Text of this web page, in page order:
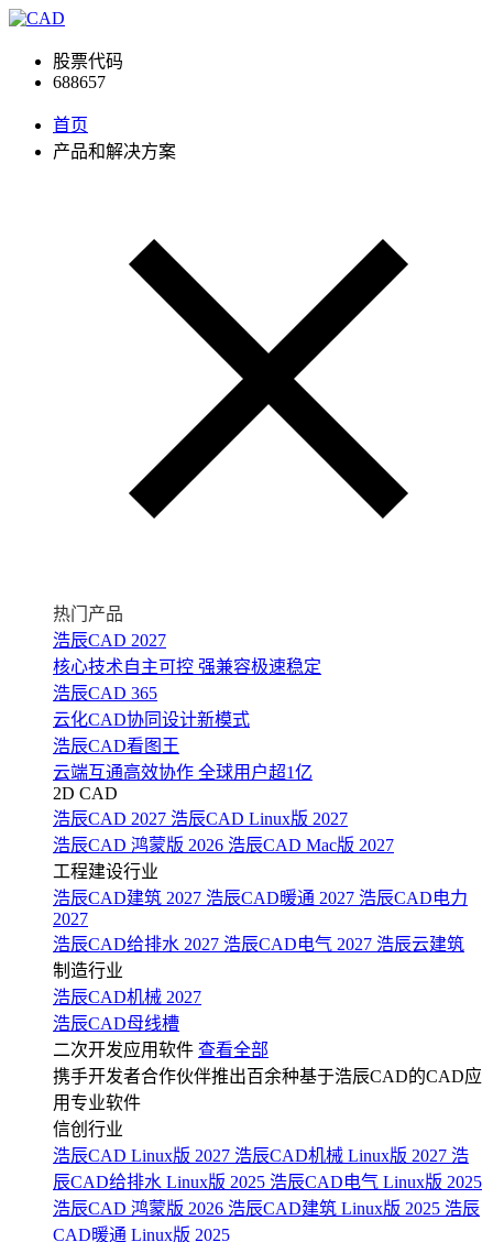
股票代码
688657
首页
产品和解决方案
热门产品
浩辰CAD 2027
核心技术自主可控 强兼容极速稳定
浩辰CAD 365
云化CAD协同设计新模式
浩辰CAD看图王
云端互通高效协作 全球用户超1亿
2D CAD
浩辰CAD 2027 浩辰CAD Linux版 2027
浩辰CAD 鸿蒙版 2026 浩辰CAD Mac版 2027
工程建设行业
浩辰CAD建筑 2027 浩辰CAD暖通 2027 浩辰CAD电力
2027
浩辰CAD给排水 2027 浩辰CAD电气 2027 浩辰云建筑
制造行业
浩辰CAD机械 2027
浩辰CAD母线槽
二次开发应用软件 查看全部
携手开发者合作伙伴推出百余种基于浩辰CAD的CAD应
用专业软件
信创行业
浩辰CAD Linux版 2027 浩辰CAD机械 Linux版 2027 浩
辰CAD给排水 Linux版 2025 浩辰CAD电气 Linux版 2025
浩辰CAD 鸿蒙版 2026 浩辰CAD建筑 Linux版 2025 浩辰
CAD暖通 Linux版 2025